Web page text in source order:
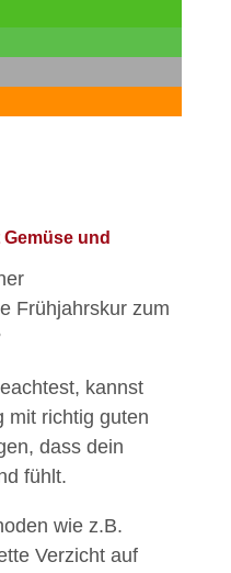
und
Frühjahrskur zum
kannst
mit richtig guten
dass dein
fühlt.
wie z.B.
Verzicht auf